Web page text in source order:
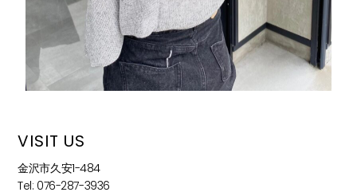
VISIT US
金沢市久安1-484
Tel: 076-287-3936